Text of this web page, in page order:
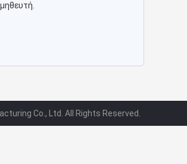
Co., Ltd. All Rights Reserved.